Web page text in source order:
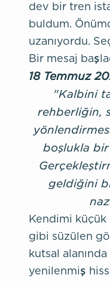
dev bir tren
buldum.
uzanıyordu.
Bir mesaj
18 Temmuz
"Kalbini
rehberliğin,
boşlukla
geldiğini
Kendimi
gibi süzülen
kutsal
yenilenmiş